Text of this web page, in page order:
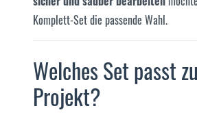
Komplett-Set die passende Wahl.
Welches Set passt
Projekt?